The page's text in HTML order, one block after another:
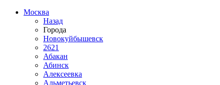
Москва
Назад
Города
Новокуйбышевск
2621
Абакан
Абинск
Алексеевка
Альметьевск